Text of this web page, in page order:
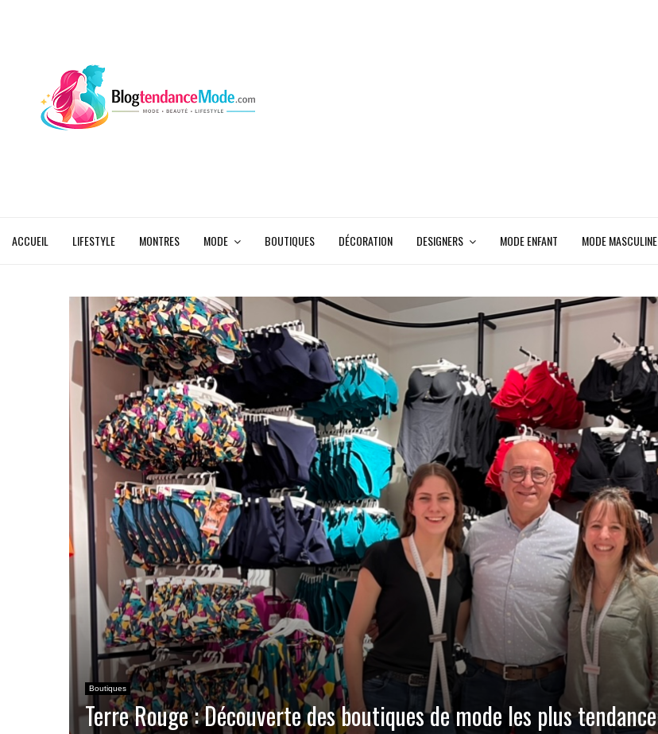
ACCUEIL LIFESTYLE MONTRES MODE BOUTIQUES DÉCORATION DESIGNERS MODE ENFANT MODE MASCULINE
Boutiques
Terre Rouge : Découverte des boutiques de mode les plus tendance